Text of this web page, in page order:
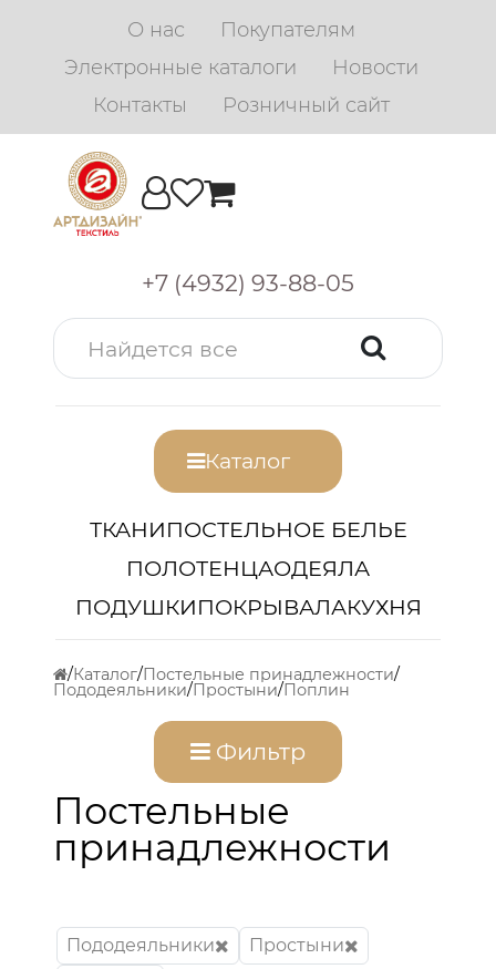
О нас
Покупателям
Электронные каталоги
Новости
Контакты
Розничный сайт
+7 (4932) 93-88-05
Каталог
ТКАНИПОСТЕЛЬНОЕ БЕЛЬЕ
ПОЛОТЕНЦАОДЕЯЛА
ПОДУШКИПОКРЫВАЛАКУХНЯ
Каталог Постельные принадлежности
Пододеяльники Простыни Поплин
Фильтр
Постельные
принадлежности
Пододеяльники
Простыни